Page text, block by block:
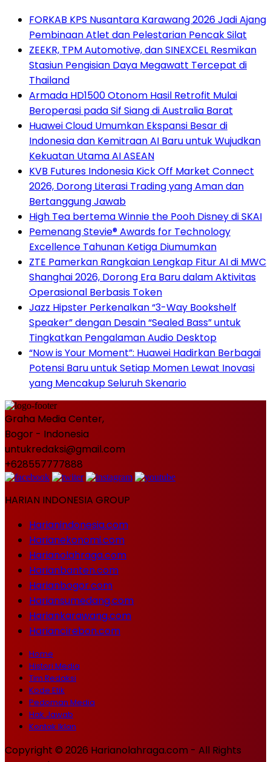
FORKAB KPS Nusantara Karawang 2026 Jadi Ajang
Pembinaan Atlet dan Pelestarian Pencak Silat
ZEEKR, TPM Automotive, dan SINEXCEL Resmikan
Stasiun Pengisian Daya Megawatt Tercepat di
Thailand
Armada HD1500 Otonom Hasil Retrofit Mulai
Beroperasi pada Sif Siang di Australia Barat
Huawei Cloud Umumkan Ekspansi Besar di
Indonesia dan Kemitraan AI Baru untuk Wujudkan
Kekuatan Utama AI ASEAN
KVB Futures Indonesia Kick Off Market Connect
2026, Dorong Literasi Trading yang Aman dan
Bertanggung Jawab
High Tea bertema Winnie the Pooh Disney di SKAI
Pemenang Stevie® Awards for Technology
Excellence Tahunan Ketiga Diumumkan
ZTE Pamerkan Rangkaian Lengkap Fitur AI di MWC
Shanghai 2026, Dorong Era Baru dalam Aktivitas
Operasional Berbasis Token
Jazz Hipster Perkenalkan “3-Way Bookshelf
Speaker” dengan Desain “Sealed Bass” untuk
Tingkatkan Pengalaman Audio Desktop
“Now is Your Moment”: Huawei Hadirkan Berbagai
Potensi Baru untuk Setiap Momen Lewat Inovasi
yang Mencakup Seluruh Skenario
Graha Media Center,
Bogor - Indonesia
untukredaksi@gmail.com
+628557777888
HARIAN INDONESIA GROUP
Harianindonesia.com
Harianekonomi.com
Harianolahraga.com
Harianbanten.com
Harianbogor.com
Hariansumedang.com
Hariankarawang.com
Hariancirebon.com
Home
Histori Media
Tim Redaksi
Kode Etik
Pedoman Media
Hak Jawab
Kontak Iklan
Copyright © 2026 Harianolahraga.com - All Rights